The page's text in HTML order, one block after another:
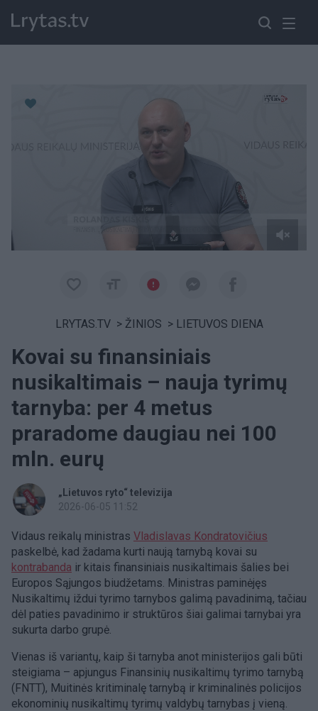
LRYTAS.TV > ŽINIOS > LIETUVOS DIENA
Kovai su finansiniais
nusikaltimais – nauja tyrimų
tarnyba: per 4 metus
praradome daugiau nei 100
mln. eurų
„Lietuvos ryto“ televizija
2026-06-05 11:52
Vidaus reikalų ministras Vladislavas Kondratovičius
paskelbė, kad žadama kurti naują tarnybą kovai su
kontrabanda ir kitais finansiniais nusikaltimais šalies bei
Europos Sąjungos biudžetams. Ministras paminėjęs
Nusikaltimų iždui tyrimo tarnybos galimą pavadinimą, tačiau
dėl paties pavadinimo ir struktūros šiai galimai tarnybai yra
sukurta darbo grupė.
Vienas iš variantų, kaip ši tarnyba anot ministerijos gali būti
steigiama – apjungus Finansinių nusikaltimų tyrimo tarnybą
(FNTT), Muitinės kritiminalę tarnybą ir kriminalinės policijos
ekonominių nusikaltimų tyrimų valdybų tarnybas į vieną.